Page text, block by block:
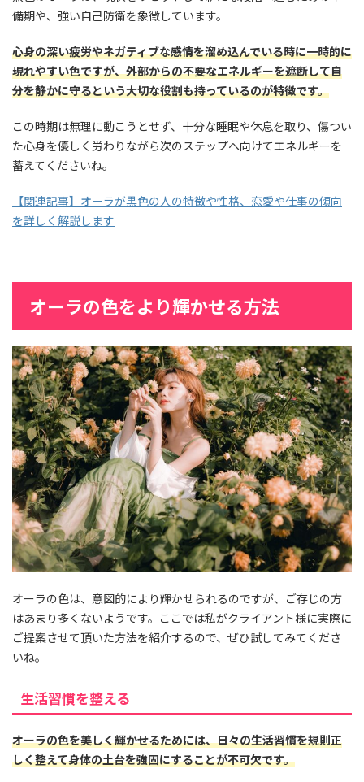
備期や、強い自己防衛を象徴しています。
心身の深い疲労やネガティブな感情を溜め込んでいる時に一時的に
現れやすい色ですが、外部からの不要なエネルギーを遮断して自
分を静かに守るという大切な役割も持っているのが特徴です。
この時期は無理に動こうとせず、十分な睡眠や休息を取り、傷つい
た心身を優しく労わりながら次のステップへ向けてエネルギーを
蓄えてくださいね。
【関連記事】オーラが黒色の人の特徴や性格、恋愛や仕事の傾向
を詳しく解説します
オーラの色をより輝かせる方法
オーラの色は、意図的により輝かせられるのですが、ご存じの方
はあまり多くないようです。ここでは私がクライアント様に実際に
ご提案させて頂いた方法を紹介するので、ぜひ試してみてくださ
いね。
生活習慣を整える
オーラの色を美しく輝かせるためには、日々の生活習慣を規則正
しく整えて身体の土台を強固にすることが不可欠です。